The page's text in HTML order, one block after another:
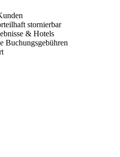
stornierbar
& Hotels
Buchungsgebühren